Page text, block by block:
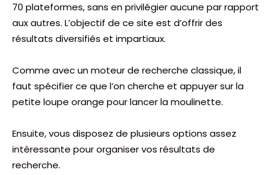
70 plateformes, sans en privilégier aucune par rapport
aux autres. L’objectif de ce site est d’offrir des
résultats diversifiés et impartiaux.
Comme avec un moteur de recherche classique, il
faut spécifier ce que l’on cherche et appuyer sur la
petite loupe orange pour lancer la moulinette.
Ensuite, vous disposez de plusieurs options assez
intéressante pour organiser vos résultats de
recherche.